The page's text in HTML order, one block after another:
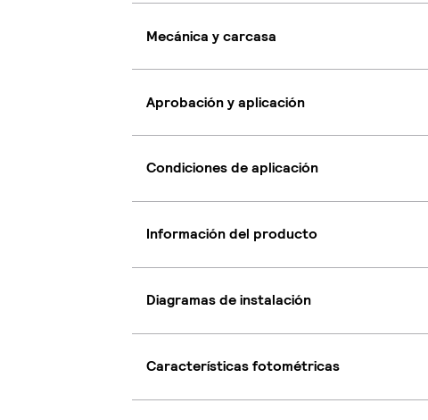
Mecánica y carcasa
Aprobación y aplicación
Condiciones de aplicación
Información del producto
Diagramas de instalación
Características fotométricas